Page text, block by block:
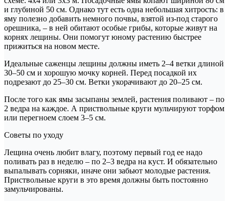
и глубиной 50 см. Однако тут есть одна небольшая хитрость: в
яму полезно добавить немного почвы, взятой из-под старого
орешника, – в ней обитают особые грибы, которые живут на
корнях лещины. Они помогут юному растению быстрее
прижиться на новом месте.
Идеальные саженцы лещины должны иметь 2–4 ветки длиной
30–50 см и хорошую мочку корней. Перед посадкой их
подрезают до 25–30 см. Ветки укорачивают до 20–25 см.
После того как ямы засыпаны землей, растения поливают – по
2 ведра на каждое. А приствольные круги мульчируют торфом
или перегноем слоем 3–5 см.
Советы по уходу
Лещина очень любит влагу, поэтому первый год ее надо
поливать раз в неделю – по 2–3 ведра на куст. И обязательно
выпалывать сорняки, иначе они забьют молодые растения.
Приствольные круги в это время должны быть постоянно
замульчированы.